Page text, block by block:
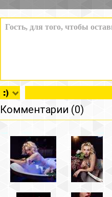
Комментарии (0)